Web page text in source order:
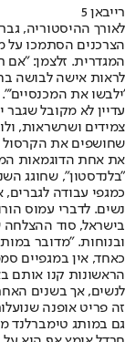
רייבאן 5
לאורך ההיסטוריה,
הצרכנים הסתמכו על
המגדרית. זלצמן: "אם
לראות אישה לבושה
'ילבשו את
עדיין לא מקובל
צמידים ושרשראות,
שחושפים את הקרסול
את אחת הדוגמאות
כמגפי עבודה
בישראל, סוד ההצלחה
ובנוחות. "מדובר
כאחד, אין במגפיים
זה פריט אופנה
גם במותג טימברלנד